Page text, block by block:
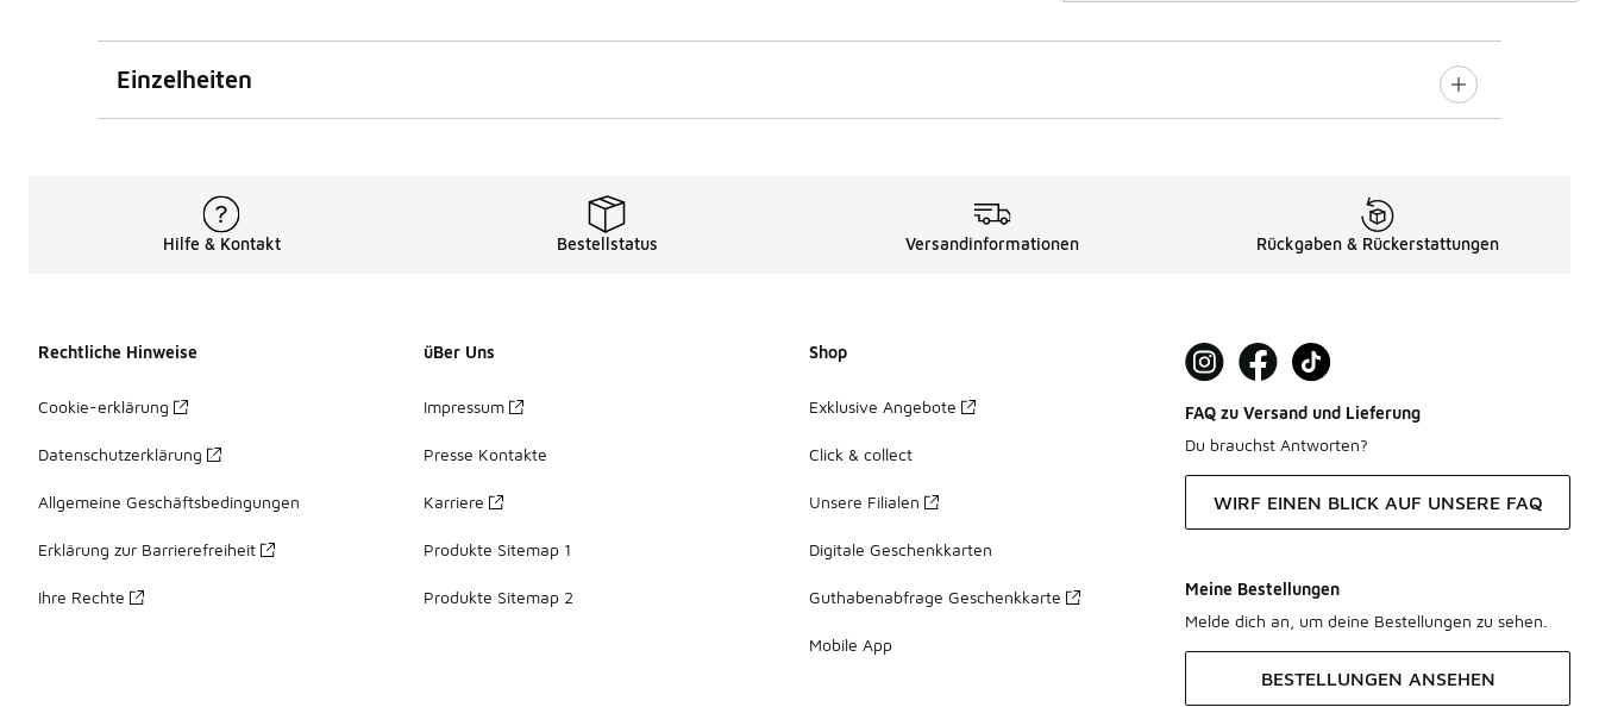
Einzelheiten
Hilfe & Kontakt Bestellstatus Versandinformationen Rückgaben & Rückerstattungen
Rechtliche Hinweise
Cookie-erklärung
Datenschutzerklärung
Allgemeine Geschäftsbedingungen
Erklärung zur Barrierefreiheit
Ihre Rechte
üBer Uns
Impressum
Presse Kontakte
Karriere
Produkte Sitemap 1
Produkte Sitemap 2
Shop
Exklusive Angebote
Click & collect
Unsere Filialen
Digitale Geschenkkarten
Guthabenabfrage Geschenkkarte
Mobile App
FAQ zu Versand und Lieferung
Du brauchst Antworten?
WIRF EINEN BLICK AUF UNSERE FAQ
Meine Bestellungen
Melde dich an, um deine Bestellungen zu sehen.
BESTELLUNGEN ANSEHEN